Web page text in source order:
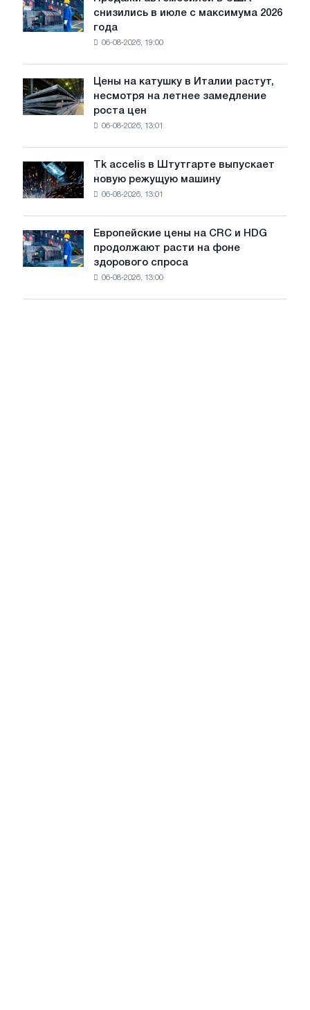
PwC
автомобилей
в
июле
с
максимума
года
снизились в июле с максимума 2026
года
06-08-2026, 19:00
Цены
на
катушку
несмотря
на
летнее
замедление
роста
цен
Цены на катушку в Италии растут,
несмотря на летнее замедление
роста цен
06-08-2026, 13:01
Tk
accelis
в
новую
режущую
машину
Tk accelis в Штутгарте выпускает
новую режущую машину
06-08-2026, 13:01
Европейские
цены
на
Европейские цены на CRC и HDG
продолжают расти на фоне
здорового спроса
06-08-2026, 13:00